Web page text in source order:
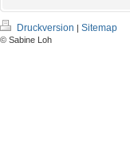
Druckversion | Sitemap
© Sabine Loh